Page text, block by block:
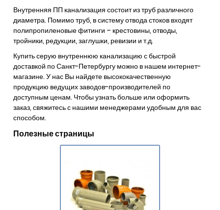
Внутренняя ПП канализация состоит из труб различного
диаметра. Помимо труб, в систему отвода стоков входят
полипропиленовые фитинги – крестовины, отводы,
тройники, редукции, заглушки, ревизии и т.д.
Купить серую внутреннюю канализацию с быстрой
доставкой по Санкт-Петербургу можно в нашем интернет-
магазине. У нас Вы найдете высококачественную
продукцию ведущих заводов-производителей по
доступным ценам. Чтобы узнать больше или оформить
заказ, свяжитесь с нашими менеджерами удобным для вас
способом.
Полезные страницы